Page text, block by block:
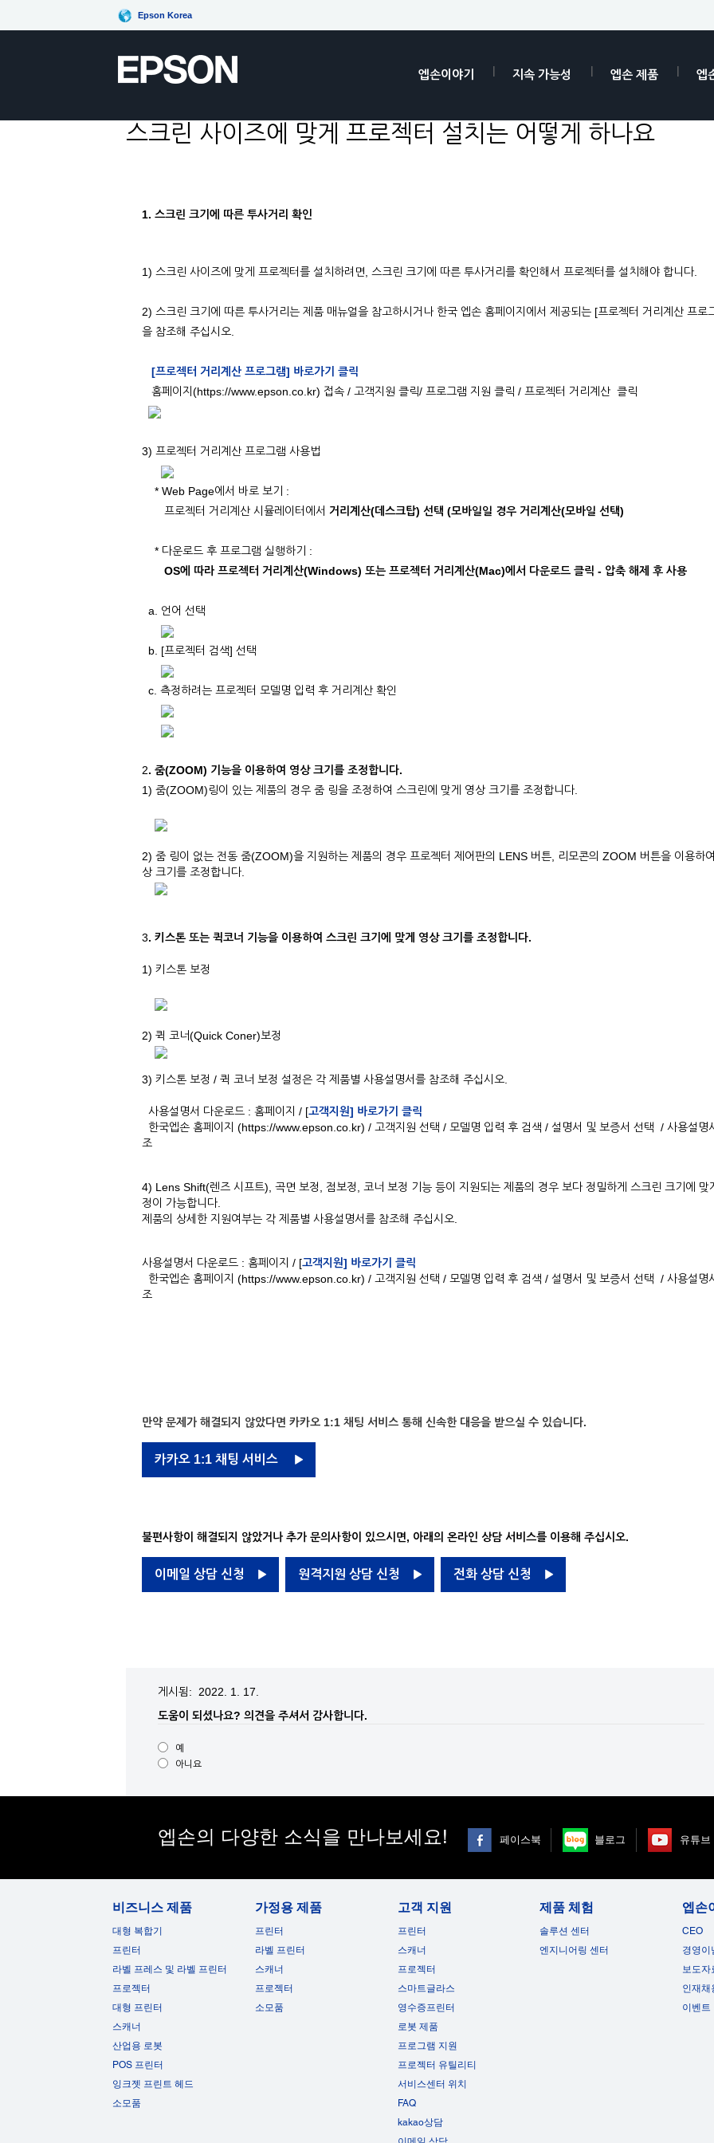
Epson Korea
엡손이야기 지속 가능성 엡손 제품 엡
스크린 사이즈에 맞게 프로젝터 설치는 어떻게 하나요
1. 스크린 크기에 따른 투사거리 확인
1) 스크린 사이즈에 맞게 프로젝터를 설치하려면, 스크린 크기에 따른 투사거리를 확인해서 프로젝터를 설치해야 합니다.
2) 스크린 크기에 따른 투사거리는 제품 매뉴얼을 참고하시거나 한국 엡손 홈페이지에서 제공되는 [프로젝터 거리계산 프로
을 참조해 주십시오.
[프로젝터 거리계산 프로그램] 바로가기 클릭
홈페이지(https://www.epson.co.kr) 접속 / 고객지원 클릭/ 프로그램 지원 클릭 / 프로젝터 거리계산 클릭
3) 프로젝터 거리계산 프로그램 사용법
* Web Page에서 바로 보기 :
프로젝터 거리계산 시뮬레이터에서 거리계산(데스크탑) 선택 (모바일일 경우 거리계산(모바일 선택)
* 다운로드 후 프로그램 실행하기 :
OS에 따라 프로젝터 거리계산(Windows) 또는 프로젝터 거리계산(Mac)에서 다운로드 클릭 - 압축 해제 후 사용
a. 언어 선택
b. [프로젝터 검색] 선택
c. 측정하려는 프로젝터 모델명 입력 후 거리계산 확인
2. 줌(ZOOM) 기능을 이용하여 영상 크기를 조정합니다.
1) 줌(ZOOM)링이 있는 제품의 경우 줌 링을 조정하여 스크린에 맞게 영상 크기를 조정합니다.
2) 줌 링이 없는 전동 줌(ZOOM)을 지원하는 제품의 경우 프로젝터 제어판의 LENS 버튼, 리모콘의 ZOOM 버튼을 이용하
상 크기를 조정합니다.
3. 키스톤 또는 퀵코너 기능을 이용하여 스크린 크기에 맞게 영상 크기를 조정합니다.
1) 키스톤 보정
2) 퀵 코너(Quick Coner)보정
3) 키스톤 보정 / 퀵 코너 보정 설정은 각 제품별 사용설명서를 참조해 주십시오.
사용설명서 다운로드 : 홈페이지 / [고객지원] 바로가기 클릭
한국엡손 홈페이지 (https://www.epson.co.kr) / 고객지원 선택 / 모델명 입력 후 검색 / 설명서 및 보증서 선택 / 사용설명
조
4) Lens Shift(렌즈 시프트), 곡면 보정, 점보정, 코너 보정 기능 등이 지원되는 제품의 경우 보다 정밀하게 스크린 크기에 맞
정이 가능합니다.
제품의 상세한 지원여부는 각 제품별 사용설명서를 참조해 주십시오.
사용설명서 다운로드 : 홈페이지 / [고객지원] 바로가기 클릭
한국엡손 홈페이지 (https://www.epson.co.kr) / 고객지원 선택 / 모델명 입력 후 검색 / 설명서 및 보증서 선택 / 사용설명
조
만약 문제가 해결되지 않았다면 카카오 1:1 채팅 서비스 통해 신속한 대응을 받으실 수 있습니다.
카카오 1:1 채팅 서비스
불편사항이 해결되지 않았거나 추가 문의사항이 있으시면, 아래의 온라인 상담 서비스를 이용해 주십시오.
이메일 상담 신청 원격지원 상담 신청 전화 상담 신청
게시됨: 2022. 1. 17.
도움이 되셨나요? 의견을 주셔서 감사합니다.
예
아니요
엡손의 다양한 소식을 만나보세요! 페이스북 블로그 유튜브
비즈니스 제품
대형 복합기
프린터
라벨 프레스 및 라벨 프린터
프로젝터
대형 프린터
스캐너
산업용 로봇
POS 프린터
잉크젯 프린트 헤드
소모품
가정용 제품
프린터
라벨 프린터
스캐너
프로젝터
소모품
고객 지원
프린터
스캐너
프로젝터
스마트글라스
영수증프린터
로봇 제품
프로그램 지원
프로젝터 유틸리티
서비스센터 위치
FAQ
kakao상담
제품 체험
솔루션 센터
엔지니어링 센터
엡손
CEO
경영이
보도자
인재채
이벤트